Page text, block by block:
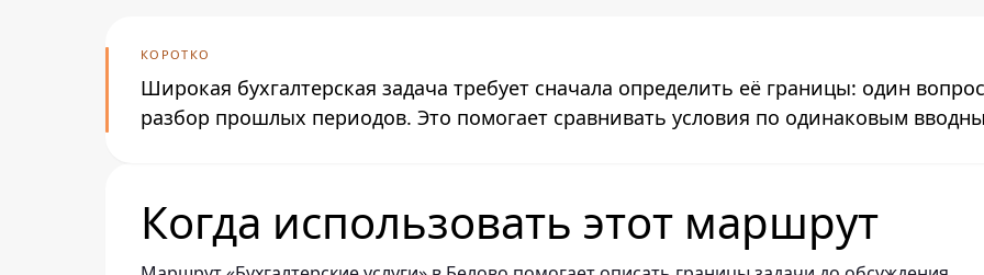
КОРОТКО
Широкая бухгалтерская задача требует сначала определить её границы: один
разбор прошлых периодов. Это помогает сравнивать условия по одинаковым
Когда использовать этот маршрут